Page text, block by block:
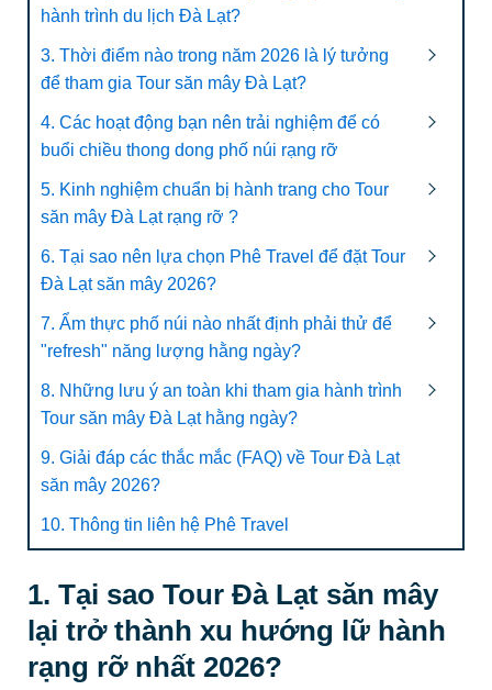
hành trình du lịch Đà Lạt?
3. Thời điểm nào trong năm 2026 là lý tưởng
để tham gia Tour săn mây Đà Lạt?
4. Các hoạt động bạn nên trải nghiệm để có
buổi chiều thong dong phố núi rạng rỡ
5. Kinh nghiệm chuẩn bị hành trang cho Tour
săn mây Đà Lạt rạng rỡ ?
6. Tại sao nên lựa chọn Phê Travel để đặt Tour
Đà Lạt săn mây 2026?
7. Ẩm thực phố núi nào nhất định phải thử để
"refresh" năng lượng hằng ngày?
8. Những lưu ý an toàn khi tham gia hành trình
Tour săn mây Đà Lạt hằng ngày?
9. Giải đáp các thắc mắc (FAQ) về Tour Đà Lạt
săn mây 2026?
10. Thông tin liên hệ Phê Travel
1. Tại sao Tour Đà Lạt săn mây
lại trở thành xu hướng lữ hành
rạng rỡ nhất 2026?